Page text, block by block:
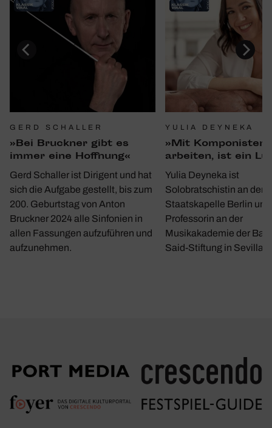
GERD SCHALLER
»Bei Bruckner gibt es
immer eine Hoff­nung«
Gerd Schaller ist Dirigent und hat
sich die Aufgabe gestellt, bis zum
200. Geburtstag von Anton
Bruckner 2024 alle Sinfonien in
allen Fassungen aufzuführen und
aufzunehmen.
YULIA DEYNEKA
»Mit Kompo­nisten
arbeiten, ist ein
Yulia Deyneka ist
Solobratschistin an der
Staatskapelle Berlin und
Professorin an der
Musikakademie der
Said-Stiftung in Sevilla.